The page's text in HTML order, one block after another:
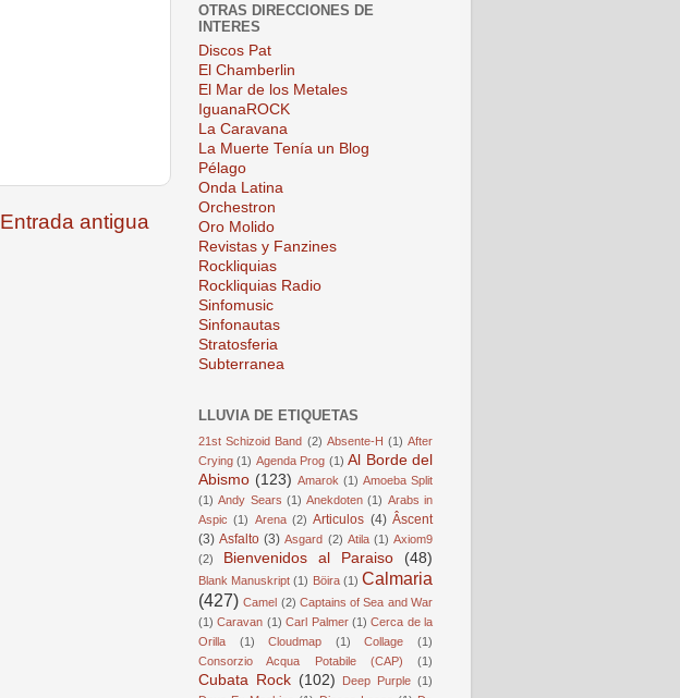
Entrada antigua
OTRAS DIRECCIONES DE
INTERES
Discos Pat
El Chamberlin
El Mar de los Metales
IguanaROCK
La Caravana
La Muerte Tenía un Blog
Pélago
Onda Latina
Orchestron
Oro Molido
Revistas y Fanzines
Rockliquias
Rockliquias Radio
Sinfomusic
Sinfonautas
Stratosferia
Subterranea
LLUVIA DE ETIQUETAS
21st Schizoid Band (2) Absente-H (1) After
Crying (1) Agenda Prog (1) Al Borde del
Abismo (123) Amarok (1) Amoeba Split
(1) Andy Sears (1) Anekdoten (1) Arabs in
Aspic (1) Arena (2) Articulos (4) Âscent
(3) Asfalto (3) Asgard (2) Atila (1) Axiom9
(2)
Bienvenidos al Paraiso (48)
Blank Manuskript (1) Böira (1) Calmaria
(427) Camel (2) Captains of Sea and War
(1) Caravan (1) Carl Palmer (1) Cerca de la
Orilla
(1) Cloudmap (1) Collage
(1)
Consorzio Acqua Potabile (CAP)
(1)
Cubata Rock (102) Deep Purple (1)